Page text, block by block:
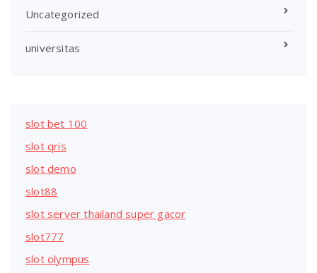
Uncategorized
universitas
slot bet 100
slot qris
slot demo
slot88
slot server thailand super gacor
slot777
slot olympus